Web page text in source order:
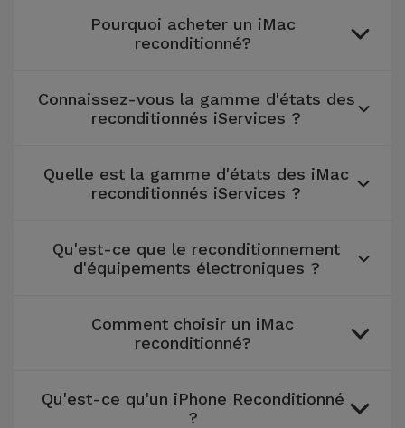
Tablette
Pourquoi acheter un iMac
reconditionné?
Connaissez-vous la gamme d'états des
reconditionnés iServices ?
Quelle est la gamme d'états des iMac
reconditionnés iServices ?
Qu'est-ce que le reconditionnement
d'équipements électroniques ?
Comment choisir un iMac
reconditionné?
Qu'est-ce qu'un iPhone Reconditionné
?